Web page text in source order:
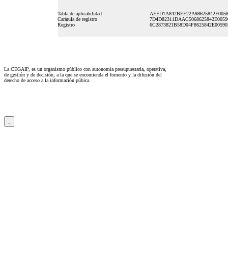
Tabla de aplicabilidad
Carátula de registro
Registro
La CEGAIP, es un organismo público con autonomía presupuestaria, operativa,
de gestión y de decisión, a la que se encomienda el fomento y la difusión del
derecho de acceso a la información púbica.